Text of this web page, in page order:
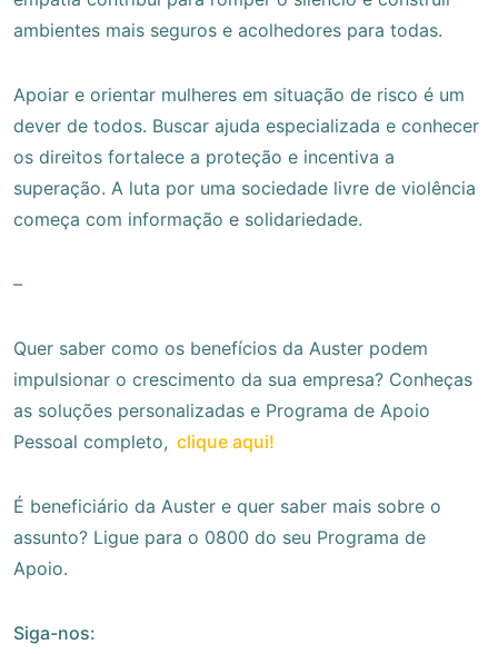
ambientes mais seguros e acolhedores para todas.
Apoiar e orientar mulheres em situação de risco é um
dever de todos. Buscar ajuda especializada e conhecer
os direitos fortalece a proteção e incentiva a
superação. A luta por uma sociedade livre de violência
começa com informação e solidariedade.
–
Quer saber como os benefícios da Auster podem
impulsionar o crescimento da sua empresa? Conheças
as soluções personalizadas e Programa de Apoio
Pessoal completo, clique aqui!
É beneficiário da Auster e quer saber mais sobre o
assunto? Ligue para o 0800 do seu Programa de
Apoio.
Siga-nos: